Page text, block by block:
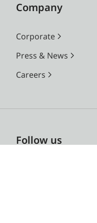
Company
Corporate
Press & News
Careers
Follow us